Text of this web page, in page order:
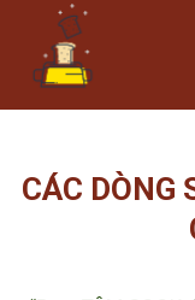
CÁC DÒNG